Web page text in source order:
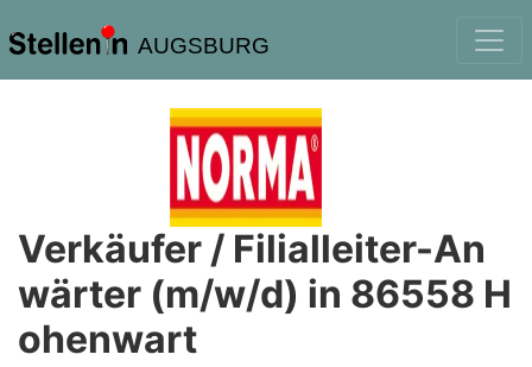
AUGSBURG
Verkäufer / Filialleiter-An
wärter (m/w/d) in 86558 H
ohenwart